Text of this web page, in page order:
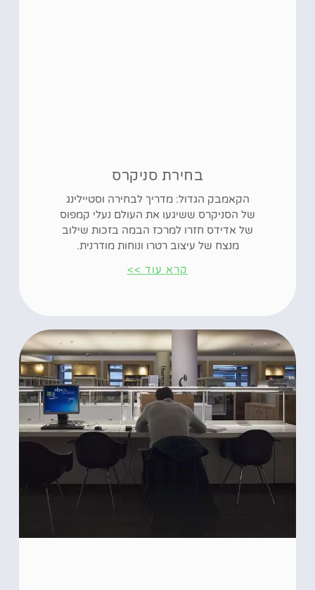
בחירת סניקרס
הקאמבק הגדול: מדריך לבחירה וסטיילינג
של הסניקרס ששיגעו את העולם נעלי קמפוס
של אדידס חזרו למרכז הבמה בזכות שילוב
מנצח של עיצוב רטרו ונוחות מודרנית.
קרא עוד >>